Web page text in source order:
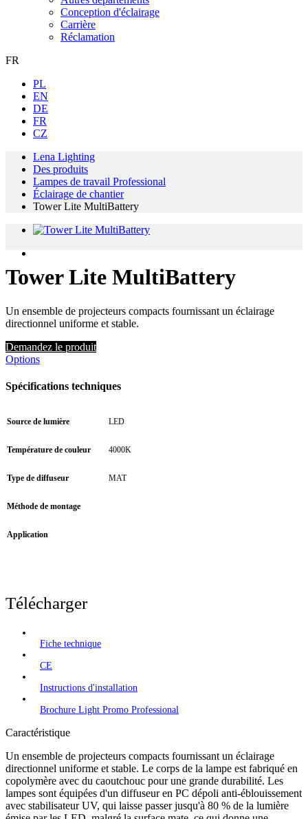
Conception d'éclairage
Carrière
Réclamation
FR
PL
EN
DE
FR
CZ
Lena Lighting
Des produits
Lampes de travail Professional
Éclairage de chantier
Tower Lite MultiBattery
Tower Lite MultiBattery
Un ensemble de projecteurs compacts fournissant un éclairage
directionnel uniforme et stable.
Demandez le produit
Options
Spécifications techniques
Source de lumière LED
Température de couleur 4000K
Type de diffuseur MAT
Méthode de montage
Application
Télécharger
Fiche technique
CE
Instructions d'installation
Brochure Light Promo Professional
Caractéristique
Un ensemble de projecteurs compacts fournissant un éclairage
directionnel uniforme et stable. Le corps de la lampe est fabriqué en
copolymère avec du caoutchouc pour une grande durabilité. Les
lampes sont équipées d'un diffuseur en PC dépoli anti-éblouissement
avec stabilisateur UV, qui laisse passer jusqu'à 80 % de la lumière